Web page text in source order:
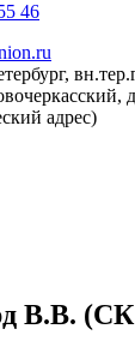
46
адрес)
В.В.